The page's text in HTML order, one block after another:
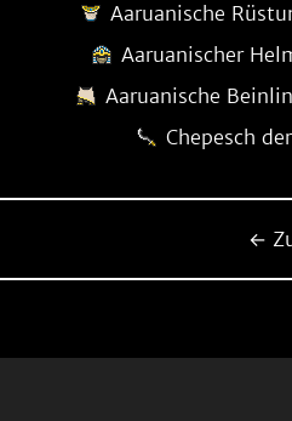
Aaruanische
Aaruanischer
Aaruanische
Chepesch
←